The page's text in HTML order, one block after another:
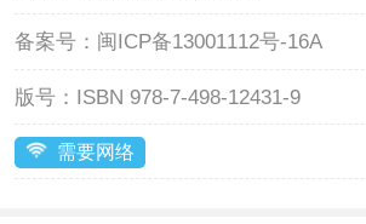
备案号： 闽ICP备13001112号-16A
版号： ISBN 978-7-498-12431-9
需要网络